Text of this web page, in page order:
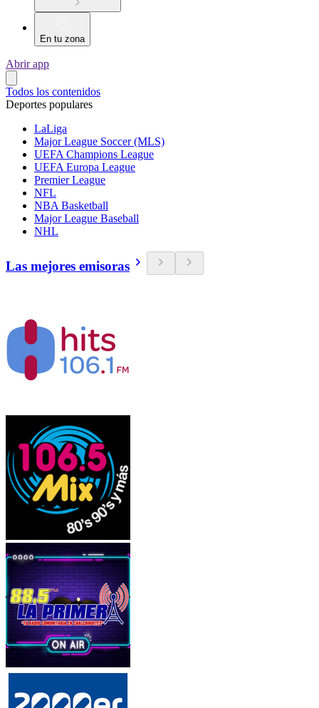
En tu zona
Abrir app
Todos los contenidos
Deportes populares
LaLiga
Major League Soccer (MLS)
UEFA Champions League
UEFA Europa League
Premier League
NFL
NBA Basketball
Major League Baseball
NHL
Las mejores emisoras